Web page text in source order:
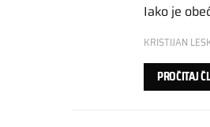
Iako je
KRISTIJAN
PROČITAJ